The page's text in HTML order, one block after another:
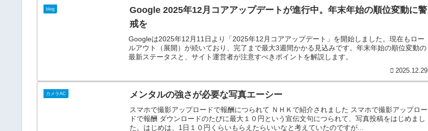
blog
Google 2025年12月コアアップデートが進行中。年末年始の順位変動に警
戒を
Googleは2025年12月11日より「2025年12月コアアップデート」を開始しました。現在もロー
ルアウト（展開）が続いており、完了まで最大3週間かかる見込みです。年末年始の順位変動の
最新ステータスと、サイト運営者が注意すべきポイントを解説します。
2025.12.29
カメラAC メンタルの強さが必要な写真エーシー
スマホで撮影アップロードで報酬につられて ＮＨＫで紹介されました スマホで撮影アップロー
ドで報酬 ダウンロードのたびに最大１０円という宣伝文句につられて、写真投稿をはじめまし
た。はじめは、1日１０円くらいもらえたらいいなと考えていたのですが...